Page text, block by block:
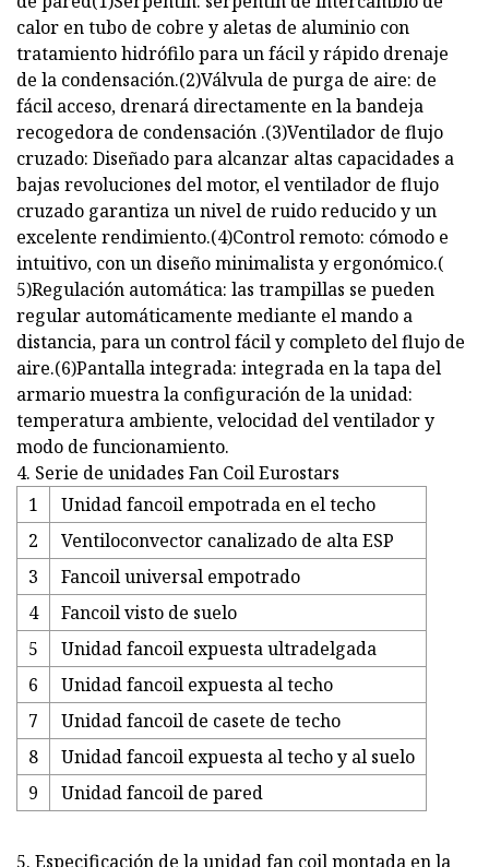
calor en tubo de cobre y aletas de aluminio con
tratamiento hidrófilo para un fácil y rápido drenaje
de la condensación.(2)Válvula de purga de aire: de
fácil acceso, drenará directamente en la bandeja
recogedora de condensación .(3)Ventilador de flujo
cruzado: Diseñado para alcanzar altas capacidades a
bajas revoluciones del motor, el ventilador de flujo
cruzado garantiza un nivel de ruido reducido y un
excelente rendimiento.(4)Control remoto: cómodo e
intuitivo, con un diseño minimalista y ergonómico.(
5)Regulación automática: las trampillas se pueden
regular automáticamente mediante el mando a
distancia, para un control fácil y completo del flujo de
aire.(6)Pantalla integrada: integrada en la tapa del
armario muestra la configuración de la unidad:
temperatura ambiente, velocidad del ventilador y
modo de funcionamiento.
4. Serie de unidades Fan Coil Eurostars
1
Unidad fancoil empotrada en el techo
2
Ventiloconvector canalizado de alta ESP
3
Fancoil universal empotrado
4
Fancoil visto de suelo
5
Unidad fancoil expuesta ultradelgada
6
Unidad fancoil expuesta al techo
7
Unidad fancoil de casete de techo
8
Unidad fancoil expuesta al techo y al suelo
9
Unidad fancoil de pared
5. Especificación de la unidad fan coil montada en la